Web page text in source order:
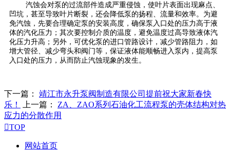
汽蚀会对泵的过流部件造成严重侵蚀，使叶片表面出现麻点、
凹坑，甚至导致叶片断裂，还会降低泵的扬程、流量和效率。为避
免汽蚀，先要合理确定泵的安装高度，确保泵入口处的压力高于液
体的汽化压力；其次要控制介质的温度，避免温度过高导致液体汽
化压力升高；另外，可优化泵的进口管路设计，减少管路阻力，如
增大管径、减少弯头和阀门等，保证液体能顺畅进入泵内，提高泵
入口处的压力，从而防止汽蚀现象的发生。
下一篇： 靖江市永升泵阀制造有限公司提前祝大家新春快
乐！
上一篇： ZA、ZAO系列石油化工流程泵的壳体结构对热
应力的分散作用
TOP
网站首页